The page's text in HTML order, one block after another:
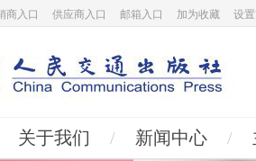
商入口 供应商入口 邮箱入口 加为收藏 设
关于我们 / 新闻中心 /